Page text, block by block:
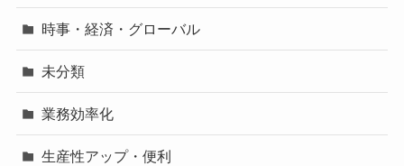
時事・経済・グローバル
未分類
業務効率化
生産性アップ・便利